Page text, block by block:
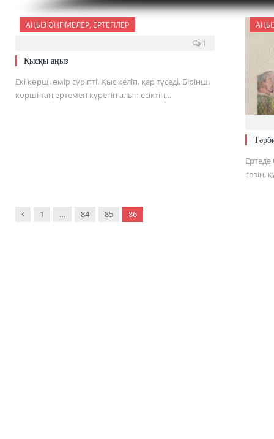
АҢЫЗ ӘҢГІМЕЛЕР, ЕРТЕГІЛЕР
1
Қысқы аңыз
Екі көрші өмір сүріпті. Қыс келіп, қар түседі. Бірінші
көрші таң ертемен күрегін алып есіктің…
сөзін,
Previous
1 … 84 85 86